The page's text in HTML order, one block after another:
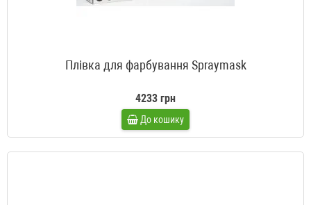
Плівка для фарбування Spraymask
4233 грн
До кошику